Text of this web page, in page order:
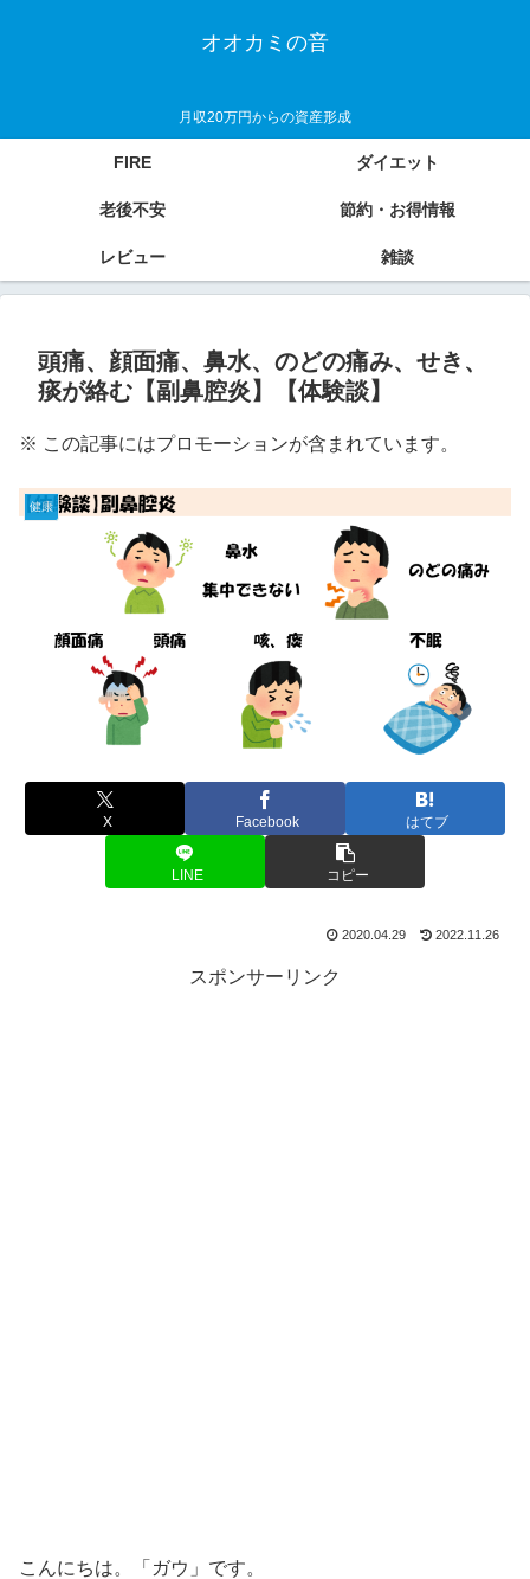
オオカミの音
月収20万円からの資産形成
FIRE ダイエット
老後不安 節約・お得情報
レビュー 雑談
頭痛、顔面痛、鼻水、のどの痛み、せき、
痰が絡む【副鼻腔炎】【体験談】
※ この記事にはプロモーションが含まれています。
健康
X Facebook はてブ
LINE コピー
2020.04.29 2022.11.26
スポンサーリンク
こんにちは。「ガウ」です。